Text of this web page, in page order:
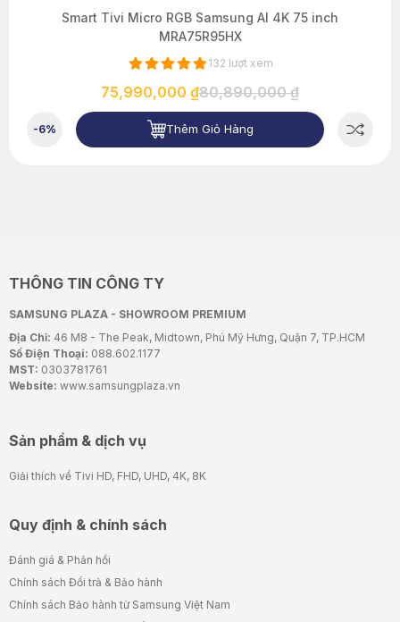
Smart Tivi Micro RGB Samsung AI 4K 75 inch
MRA75R95HX
132 lượt xem
75,990,000 ₫80,890,000 ₫
-6% Thêm Giỏ Hàng
THÔNG TIN CÔNG TY
SAMSUNG PLAZA - SHOWROOM PREMIUM
Địa Chỉ: 46 M8 - The Peak, Midtown, Phú Mỹ Hưng, Quận 7, TP.HCM
Số Điện Thoại: 088.602.1177
MST: 0303781761
Website: www.samsungplaza.vn
Sản phẩm & dịch vụ
Giải thích về Tivi HD, FHD, UHD, 4K, 8K
Quy định & chính sách
Đánh giá & Phản hồi
Chính sách Đổi trả & Bảo hành
Chính sách Bảo hành từ Samsung Việt Nam